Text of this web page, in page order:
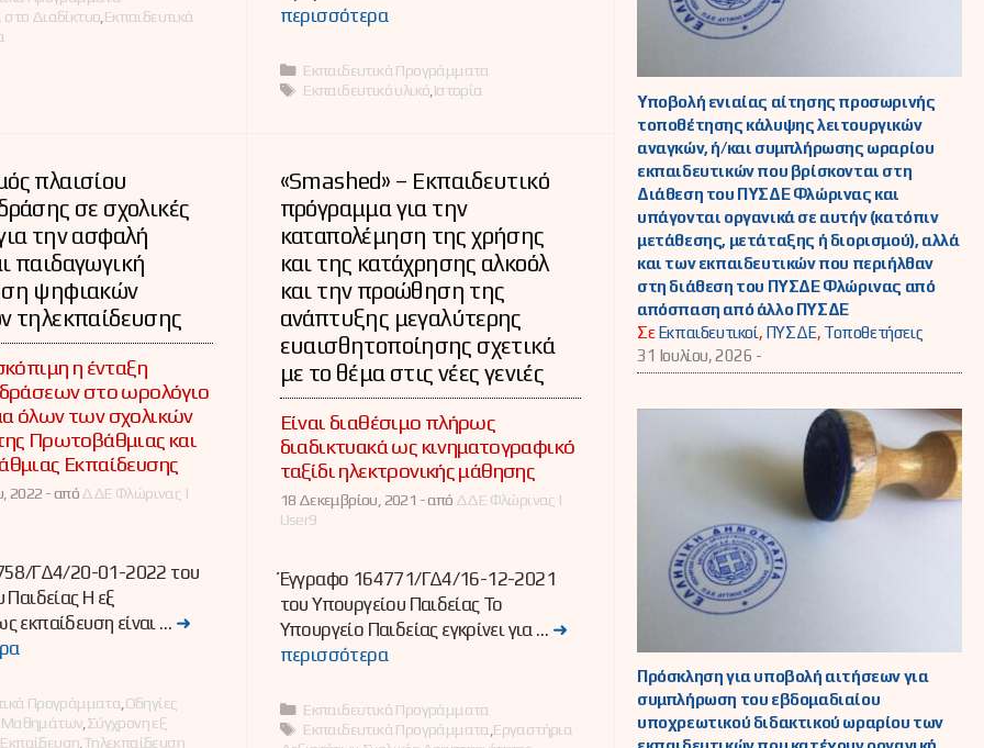
Διαδίκτυο Εκπαιδευτικά
περισσότερα
Κατηγορίες
Εκπαιδευτικά Προγράμματα
Ετικέτες
Εκπαιδευτικό υλικό Ιστορία
πλαισίου
σε σχολικές
την ασφαλή
παιδαγωγική
ψηφιακών
τηλεκπαίδευσης
η ένταξη
στο ωρολόγιο
όλων των σχολικών
Πρωτοβάθμιας και
Εκπαίδευσης
2022 -απόΔΔΕ Φλώρινας |
ΓΔ4/20-01-2022 του
Παιδείας Η εξ
εκπαίδευση είναι … ➜
Προγράμματα Οδηγίες
Μαθημάτων Σύγχρονη εξ
Τηλεκπαίδευση
«Smashed» – Εκπαιδευτικό
πρόγραμμα για την
καταπολέμηση της χρήσης
και της κατάχρησης αλκοόλ
και την προώθηση της
ανάπτυξης μεγαλύτερης
ευαισθητοποίησης σχετικά
με το θέμα στις νέες γενιές
Είναι διαθέσιμο πλήρως
διαδικτυακά ως κινηματογραφικό
ταξίδι ηλεκτρονικής μάθησης
18 Δεκεμβρίου, 2021 -από ΔΔΕ Φλώρινας |
User9
Έγγραφο 164771/ΓΔ4/16-12-2021
του Υπουργείου Παιδείας Το
Υπουργείο Παιδείας εγκρίνει για … ➜
περισσότερα
Κατηγορίες
Εκπαιδευτικά Προγράμματα
Ετικέτες
Εκπαιδευτικά Προγράμματα Εργαστήρια
Υποβολή ενιαίας αίτησης προσωρινής
τοποθέτησης κάλυψης λειτουργικών
αναγκών, ή/και συμπλήρωσης ωραρίου
εκπαιδευτικών που βρίσκονται στη
Διάθεση του ΠΥΣΔΕ Φλώρινας και
υπάγονται οργανικά σε αυτήν (κατόπιν
μετάθεσης, μετάταξης ή διορισμού), αλλά
και των εκπαιδευτικών που περιήλθαν
στη διάθεση του ΠΥΣΔΕ Φλώρινας από
απόσπαση από άλλο ΠΥΣΔΕ
ΣεΕκπαιδευτικοί, ΠΥΣΔΕ, Τοποθετήσεις
31 Ιουλίου, 2026 -
Πρόσκληση για υποβολή αιτήσεων για
συμπλήρωση του εβδομαδιαίου
υποχρεωτικού διδακτικού ωραρίου των